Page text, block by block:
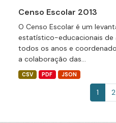
Censo Escolar 2013
O Censo Escolar é um
estatístico-educacionais de
todos os anos e
a colaboração das...
CSV PDF JSON
1 2